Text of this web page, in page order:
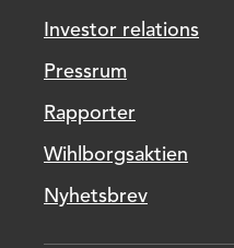
Investor relations
Pressrum
Rapporter
Wihlborgsaktien
Nyhetsbrev